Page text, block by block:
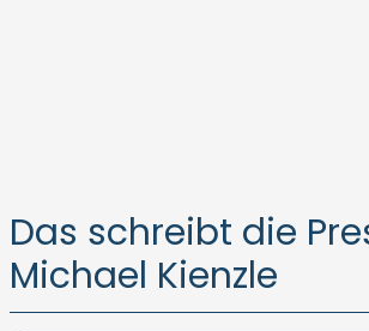
Das schreibt die
Michael Kienzle